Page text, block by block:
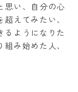
思い、自分の心
えてみたい、
るようになりた
み始めた人、